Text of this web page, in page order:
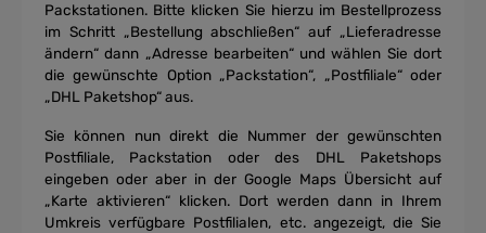
Packstationen. Bitte klicken Sie hierzu im Bestellprozess
im Schritt „Bestellung abschließen“ auf „Lieferadresse
ändern“ dann „Adresse bearbeiten“ und wählen Sie dort
die gewünschte Option „Packstation“, „Postfiliale“ oder
„DHL Paketshop“ aus.
Sie können nun direkt die Nummer der gewünschten
Postfiliale, Packstation oder des DHL Paketshops
eingeben oder aber in der Google Maps Übersicht auf
„Karte aktivieren“ klicken. Dort werden dann in Ihrem
Umkreis verfügbare Postfilialen, etc. angezeigt, die Sie